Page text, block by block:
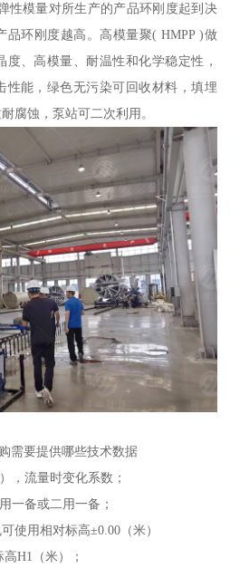
性模量对所生产的产品环刚度起到决
品环刚度越高。高模量聚( HMPP )做
、高模量、耐温性和化学稳定性，
性能，绿色无污染可回收材料，填埋
腐蚀，泵站可二次利用。
需要提供哪些技术数据
，流量时变化系数；
一备或二用一备；
使用相对标高±0.00（米）
H1（米）；